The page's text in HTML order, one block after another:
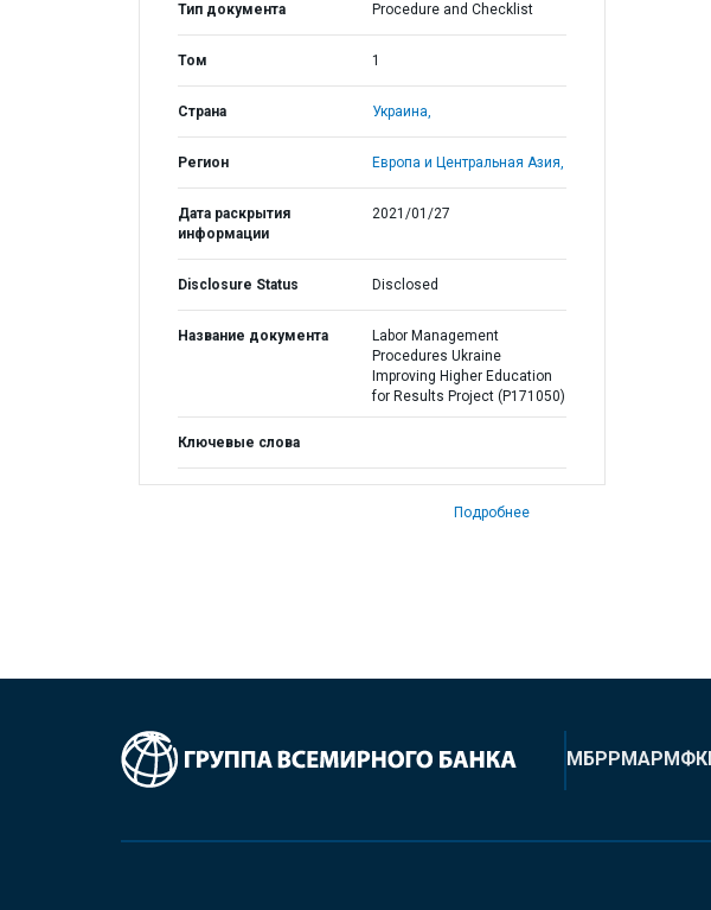
Тип документа Procedure and Checklist
Том 1
Страна Украина,
Регион Европа и Центральная Азия,
Дата раскрытия
информации
2021/01/27
Disclosure Status Disclosed
Название документа
Labor Management
Procedures Ukraine
Improving Higher Education
for Results Project (P171050)
Ключевые слова
Подробнее
МБРРМАРМФК